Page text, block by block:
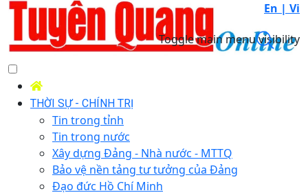
En | Vi
Toggle main menu visibility
THỜI SỰ - CHÍNH TRỊ
Tin trong tỉnh
Tin trong nước
Xây dựng Đảng - Nhà nước - MTTQ
Bảo vệ nền tảng tư tưởng của Đảng
Đạo đức Hồ Chí Minh